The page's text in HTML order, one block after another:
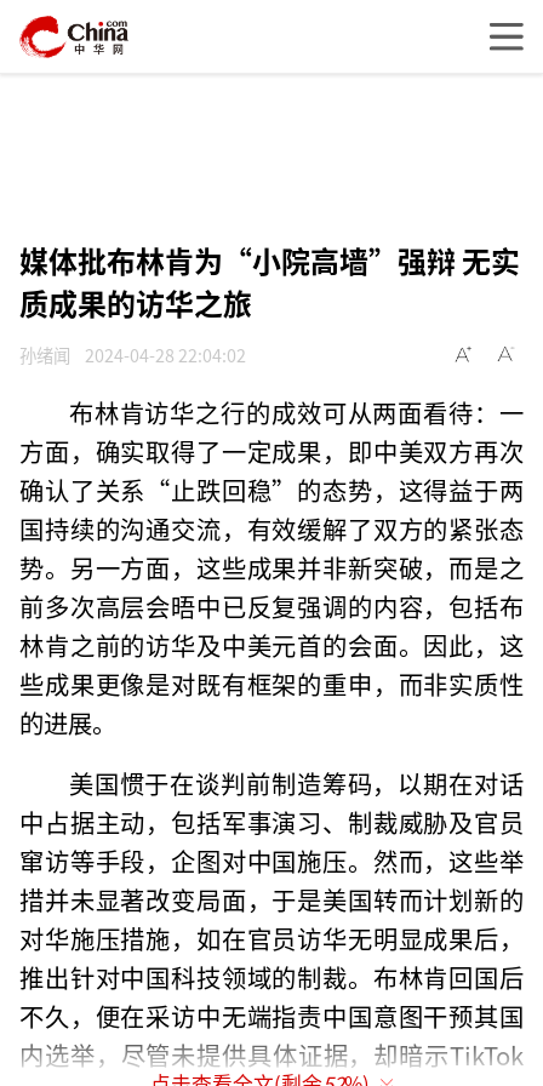
媒体批布林肯为“小院高墙”强辩 无实
质成果的访华之旅
孙绪闻 2024-04-28 22:04:02
布林肯访华之行的成效可从两面看待：一
方面，确实取得了一定成果，即中美双方再次
确认了关系“止跌回稳”的态势，这得益于两
国持续的沟通交流，有效缓解了双方的紧张态
势。另一方面，这些成果并非新突破，而是之
前多次高层会晤中已反复强调的内容，包括布
林肯之前的访华及中美元首的会面。因此，这
些成果更像是对既有框架的重申，而非实质性
的进展。
美国惯于在谈判前制造筹码，以期在对话
中占据主动，包括军事演习、制裁威胁及官员
窜访等手段，企图对中国施压。然而，这些举
措并未显著改变局面，于是美国转而计划新的
对华施压措施，如在官员访华无明显成果后，
推出针对中国科技领域的制裁。布林肯回国后
不久，便在采访中无端指责中国意图干预其国
内选举，尽管未提供具体证据，却暗示TikTok